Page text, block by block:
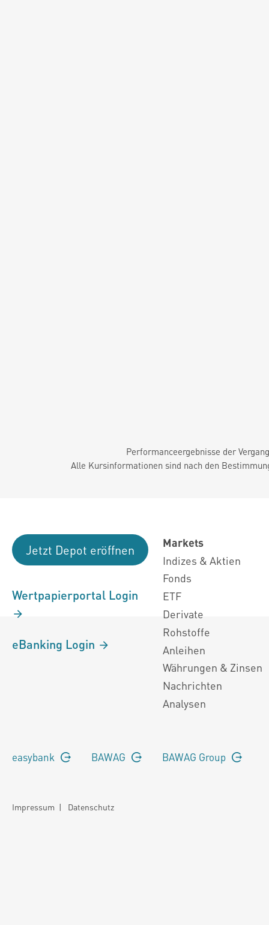
Performanceergebnisse der
Alle Kursinformationen sind nach den
Jetzt Depot eröffnen
Wertpapierportal Login
eBanking Login
Markets
Indizes & Aktien
Fonds
ETF
Derivate
Rohstoffe
Anleihen
Währungen & Zinsen
Nachrichten
Analysen
easybank BAWAG BAWAG Group
Impressum | Datenschutz